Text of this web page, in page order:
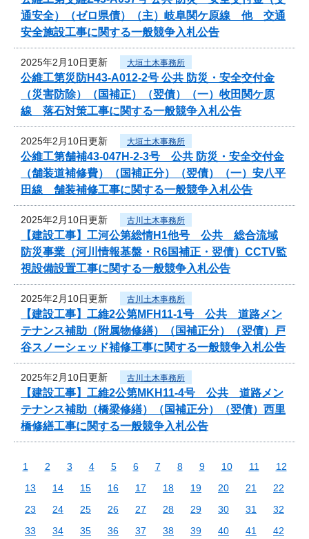
通安全）（ゼロ県債）（主）岐阜関ケ原線 他 交通
安全施設工事に関する一般競争入札公告
2025年2月10日更新 大垣土木事務所
公維工第災防H43-A012-2号 公共 防災・安全交付金
（災害防除）（国補正）（翌債）（一）牧田関ケ原
線 落石対策工事に関する一般競争入札公告
2025年2月10日更新 大垣土木事務所
公維工第舗補43-047H-2-3号 公共 防災・安全交付金
（舗装道補修費）（国補正分）（翌債）（一）安八平
田線 舗装補修工事に関する一般競争入札公告
2025年2月10日更新 古川土木事務所
【建設工事】工河公第総情H1他号 公共 総合流域
防災事業（河川情報基盤・R6国補正・翌債）CCTV監
視設備設置工事に関する一般競争入札公告
2025年2月10日更新 古川土木事務所
【建設工事】工維2公第MFH11-1号 公共 道路メン
テナンス補助（附属物修繕）（国補正分）（翌債）戸
谷スノーシェッド補修工事に関する一般競争入札公告
2025年2月10日更新 古川土木事務所
【建設工事】工維2公第MKH11-4号 公共 道路メン
テナンス補助（橋梁修繕）（国補正分）（翌債）西里
橋修繕工事に関する一般競争入札公告
1 2 3 4 5 6 7 8 9 10 11
12
13
14 15 16 17 18 19 20 21
22
23
24 25 26 27 28 29 30 31
32
33
34 35 36 37 38 39 40 41
42